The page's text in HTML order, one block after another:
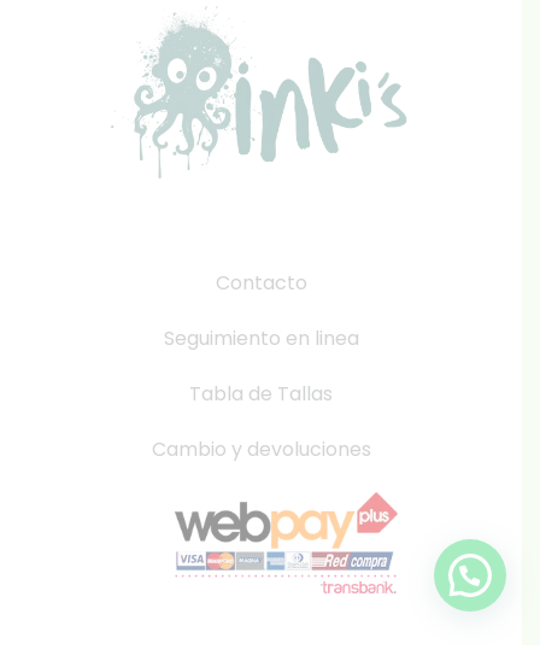
Contacto
Seguimiento en linea
Tabla de Tallas
Cambio y devoluciones